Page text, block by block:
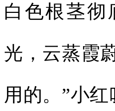
白色根茎彻
光，云蒸霞
用的。”小